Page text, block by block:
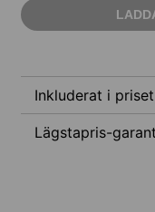
Inkluderat i priset
Lägstapris-